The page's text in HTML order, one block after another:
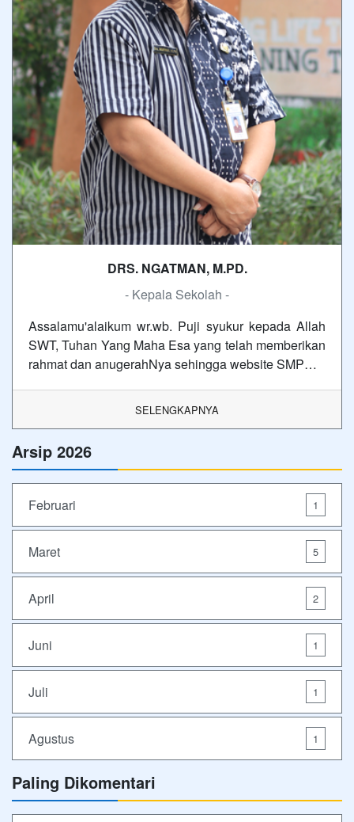
DRS. NGATMAN, M.PD.
- Kepala Sekolah -
Assalamu'alaikum wr.wb. Puji syukur kepada Allah
SWT, Tuhan Yang Maha Esa yang telah memberikan
rahmat dan anugerahNya sehingga website SMP…
SELENGKAPNYA
Arsip 2026
Februari 1
Maret 5
April 2
Juni 1
Juli 1
Agustus 1
Paling Dikomentari